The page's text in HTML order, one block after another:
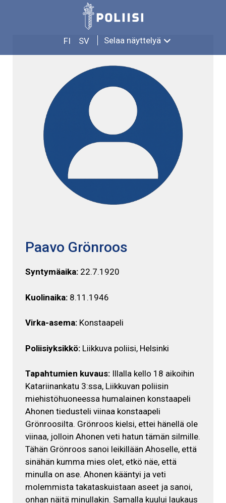
FI SV Selaa näyttelyä
PAAVO GRÖNROOS
Paavo Grönroos
Syntymäaika: 22.7.1920
Kuolinaika: 8.11.1946
Virka-asema: Konstaapeli
Poliisiyksikkö: Liikkuva poliisi, Helsinki
Tapahtumien kuvaus: Illalla kello 18 aikoihin
Katariinankatu 3:ssa, Liikkuvan poliisin
miehistöhuoneessa humalainen konstaapeli
Ahonen tiedusteli viinaa konstaapeli
Grönroosilta. Grönroos kielsi, ettei hänellä ole
viinaa, jolloin Ahonen veti hatun tämän silmille.
Tähän Grönroos sanoi leikillään Ahoselle, että
sinähän kumma mies olet, etkö näe, että
minulla on ase. Ahonen kääntyi ja veti
molemmista takataskuistaan aseet ja sanoi,
onhan näitä minullakin. Samalla kuului laukaus